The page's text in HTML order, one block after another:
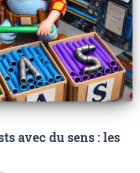
avec du sens : les